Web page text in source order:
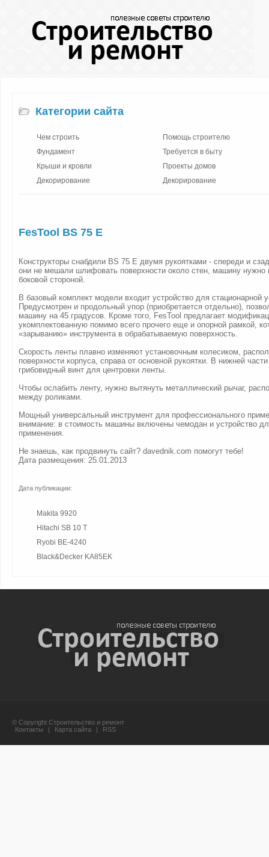
Категории сайта
Чем строить
Фундамент
Крыши и кровли
Декорирование
Помощь строителю
Требуется в быту
Проекты домов
Декорирование
FesTool BS 75 E
Конструкторы снабдили BS 75 E двумя рукоятками - спереди и
они не мешали шлифовать поверхности около стен, машину нужно
боковой стороной.
В базовый комплект модели входит устройство для стационарной
Предусмотрен и продольный упор (приобретается отдельно),
машину на 45 градусов. Кроме того, FesTool предлагает
укомплектованную помимо всего прочего еще и опорной рамкой,
«зарыванию» инструмента в обрабатываемую поверхность.
Скорость ленты плавно изменяют установочным колесиком,
поверхности корпуса, справа от основной рукоятки. В нижней
грибовидный винт для центровки ленты.
Чтобы ослабить ленту, нужно вытянуть металлический рычаг,
между роликами.
Мощный универсальный инструмент для профессионального
внимание: в стоимость машины включены чемодан и устройство
применения.
Не знаешь, как продвинуть сайт? davednik.com помогут тебе!
Дата размещения: 25.01.2013
Дата публикации:
Makita 9920
Hitachi SB 10 T
Ryobi BE-4240
Black&Decker KA85EK
© Copyright Строительство и ремонт
Контакты
| Карта сайта | RSS